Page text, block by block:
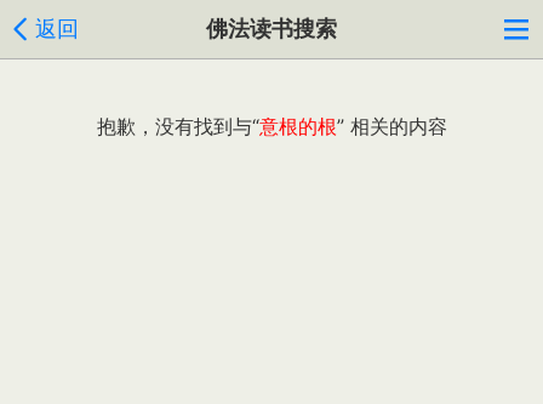
返回 佛法读书搜索
抱歉，没有找到与“意根的根” 相关的内容